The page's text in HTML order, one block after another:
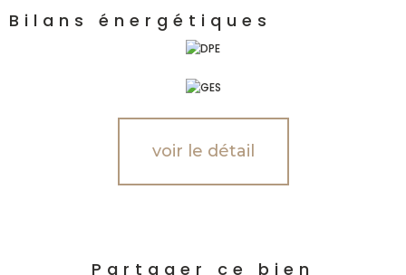
Bilans énergétiques
voir le détail
Partager ce bien